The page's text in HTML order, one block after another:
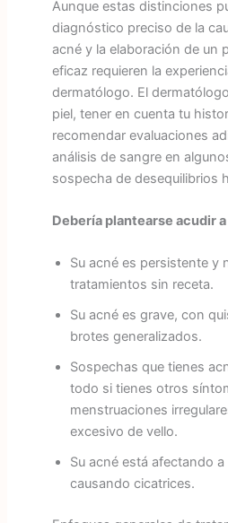
Aunque estas distinciones
diagnóstico preciso de la
acné y la elaboración de un
eficaz requieren la
dermatólogo. El
piel, tener en cuenta tu
recomendar evaluaciones
análisis de sangre en
sospecha de desequilibrios
Debería plantearse acudir
Su acné es persistente y
tratamientos sin receta.
Su acné es grave, con
brotes generalizados.
Sospechas que tienes
todo si tienes otros
menstruaciones
excesivo de vello.
Su acné está afectando
causando cicatrices.